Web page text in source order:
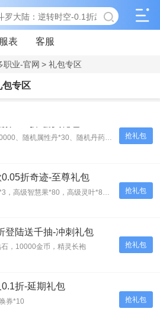
表 客服
职业-官网 > 礼包专区
包专区
抢礼包
礼包详情：仙玉*50000、随机属性丹*30、随机丹药*30、神装碎片*500
抢礼包
折奇迹-至尊礼包
抢礼包
登陆送千抽-冲刺礼包
，10000金币，精灵长袍
抢礼包
折-延期礼包
券*10